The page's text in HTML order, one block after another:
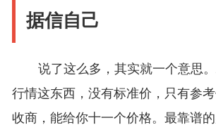
据信自己
说了这么多，其实就一个意思
行情这东西，没有标准价，只有参
收商，能给你十一个价格。最靠谱